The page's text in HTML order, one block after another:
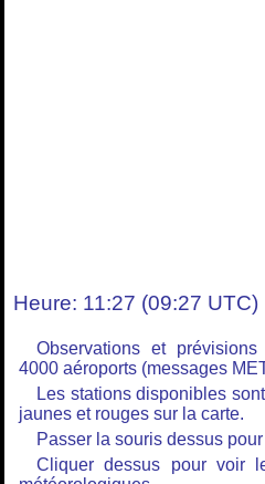
Heure: 11:27 (09:27 UTC)
Observations et
4000 aéroports (messages
Les stations disponibles
jaunes et rouges sur la carte.
Passer la souris dessus
Cliquer dessus pour voir